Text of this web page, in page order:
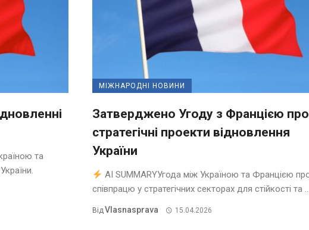
та
МІЖНАРОДНІ НОВИНИ
Затверджено Угоду з Францією про
стратегічні проекти відновлення
України
AI SUMMARYУгода між Україною та Францією
співпрацю у стратегічних секторах для стійкості та
ВідVlasnasprava 15.04.2026